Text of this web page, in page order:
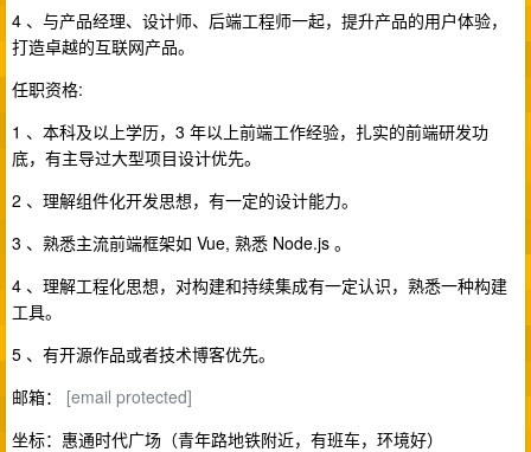
4 、与产品经理、设计师、后端工程师一起，提升产品的用户体验，
打造卓越的互联网产品。
任职资格:
1 、本科及以上学历，3 年以上前端工作经验，扎实的前端研发功
底，有主导过大型项目设计优先。
2 、理解组件化开发思想，有一定的设计能力。
3 、熟悉主流前端框架如 Vue, 熟悉 Node.js 。
4 、理解工程化思想，对构建和持续集成有一定认识，熟悉一种构建
工具。
5 、有开源作品或者技术博客优先。
邮箱： [email protected]
坐标：惠通时代广场（青年路地铁附近，有班车，环境好）